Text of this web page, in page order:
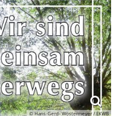
© Hans-Gerd- Wöstermeyer / EKWB